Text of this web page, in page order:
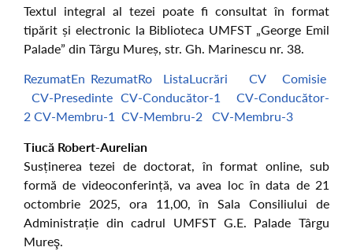
Textul integral al tezei poate fi consultat în format
tipărit și electronic la Biblioteca UMFST „George Emil
Palade” din Târgu Mureș, str. Gh. Marinescu nr. 38.
RezumatEn RezumatRo ListaLucrări CV
Comisie
CV-Presedinte CV-Conducător-1
CV-Conducător-
2CV-Membru-1 CV-Membru-2 CV-Membru-3
Tiucă Robert-Aurelian
Susținerea tezei de doctorat, în format online, sub
formă de videoconferință, va avea loc în data de 21
octombrie 2025, ora 11,00, în Sala Consiliului de
Administrație din cadrul UMFST G.E. Palade Târgu
Mureş.